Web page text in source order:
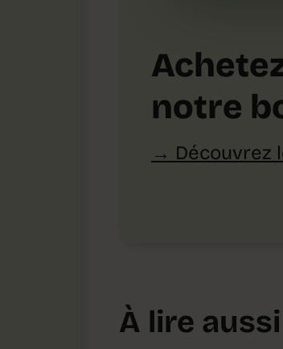
notre
Découvrez
À lire aussi